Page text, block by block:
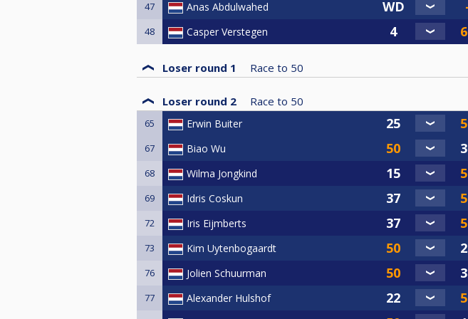
47 Anas Abdulwahed
48 Casper Verstegen
Loser round 1 Race to 50
Loser round 2 Race to 50
65 Erwin Buiter
67 Biao Wu
68 Wilma Jongkind
69 Idris Coskun
72 Iris Eijmberts
73 Kim Uytenbogaardt
76 Jolien Schuurman
77 Alexander Hulshof